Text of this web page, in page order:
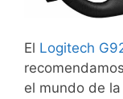
El Logitech
el mundo de